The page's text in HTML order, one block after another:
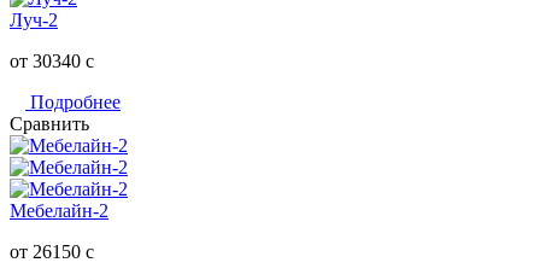
Луч-2
от 30340 c
Подробнее
Сравнить
Мебелайн-2
от 26150 c